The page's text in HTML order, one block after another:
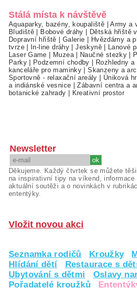
Stálá místa k návštěvě
Aquaparky, bazény, koupaliště |Army a
Bludiště
Bobové dráhy Dětská hřiště
Dopravní hřiště
Galerie Hvězdárny a
tvrze| In-line dráhy |Jeskyně| Lanové
Laser Game
Muzea| Naučné stezky
Parky| Podzemní chodby Rozhledny
kanceláře pro maminky |Skanzeny a
Sportovně - relaxační areály
Úniková
a indiánské vesnice |Zábavní centra a
botanické zahrady
Kreativní prostor
Newsletter
Děkujeme. Každý čtvrtek se můžete
na inspirativní tipy na víkend, informace
aktuální soutěži a o novinkách v
ententýky.
Vložit novou akci
Seznamka rodičů Kroužky
Hlídání dětí
Restaurace s
Ubytování s dětmi
Oslavy
Pořadatelé kroužků